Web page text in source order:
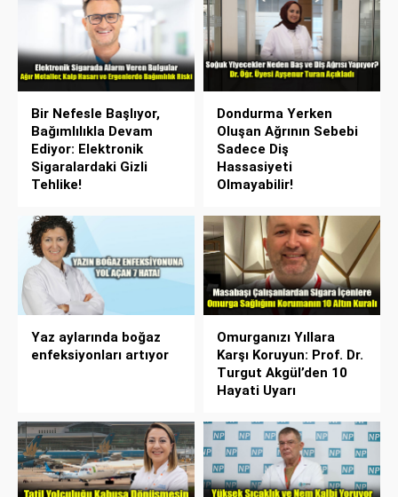
Bir Nefesle Başlıyor,
Bağımlılıkla Devam
Ediyor: Elektronik
Sigaralardaki Gizli
Tehlike!
Dondurma Yerken
Oluşan Ağrının Sebebi
Sadece Diş
Hassasiyeti
Olmayabilir!
Yaz aylarında boğaz
enfeksiyonları artıyor
Omurganızı Yıllara
Karşı Koruyun: Prof. Dr.
Turgut Akgül’den 10
Hayati Uyarı